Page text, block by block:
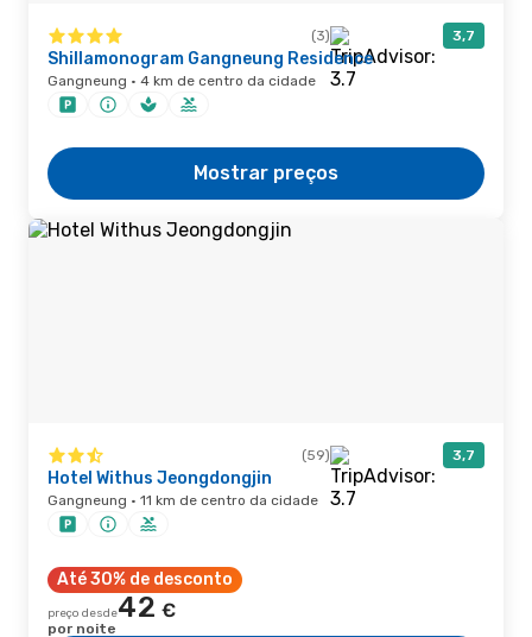
(3) 3,7
Shillamonogram Gangneung Residence
Gangneung · 4 km de centro da cidade
Mostrar preços
(59) 3,7
Hotel Withus Jeongdongjin
Gangneung · 11 km de centro da cidade
Até 30% de desconto
preço desde42 €
por noite